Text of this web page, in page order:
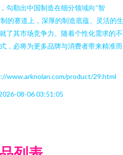
勾勒出中国制造在细分领域向“智
的赛道上，深厚的制造底蕴、灵活的
了其市场竞争力。随着个性化需求的
，必将为更多品牌与消费者带来精准
www.arknolan.com/product/29.html
08-06 03:51:05